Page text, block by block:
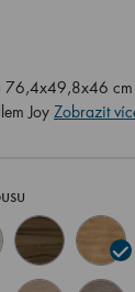
76,4x49,8x46 cm
Joy Zobrazit